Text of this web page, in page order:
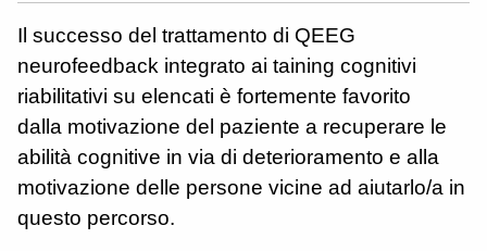
Il successo del trattamento di QEEG
neurofeedback integrato ai taining cognitivi
riabilitativi su elencati è fortemente favorito
dalla motivazione del paziente a recuperare le
abilità cognitive in via di deterioramento e alla
motivazione delle persone vicine ad aiutarlo/a in
questo percorso.